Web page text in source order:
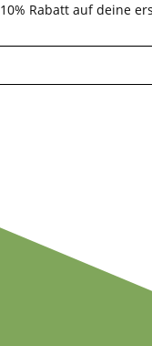
10% Rabatt auf deine